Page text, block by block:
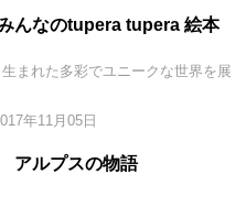
んなのtupera tupera 絵本
まれた多彩でユニークな世界を展
年11月05日
アルプスの物語